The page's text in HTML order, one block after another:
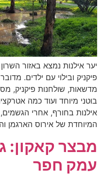
יער אילנות נמצא באזור
פיקניק ובילוי עם ילדים.
מדשאות, שולחנות פיקניק,
בוטני מיוחד ועוד כמה
אילנות בחורף, אחרי
המיוחדת של אירוס הארגמן
מבצר קאקון:
עמק חפר